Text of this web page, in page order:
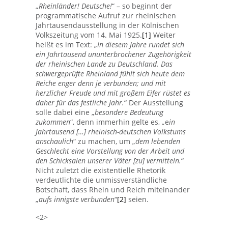
„Rheinländer! Deutsche!“ – so beginnt der
programmatische Aufruf zur rheinischen
Jahrtausendausstellung in der Kölnischen
Volkszeitung vom 14. Mai 1925.[1] Weiter
heißt es im Text: „In diesem Jahre rundet sich
ein Jahrtausend ununterbrochener Zugehörigkeit
der rheinischen Lande zu Deutschland. Das
schwergeprüfte Rheinland fühlt sich heute dem
Reiche enger denn je verbunden; und mit
herzlicher Freude und mit großem Eifer rüstet es
daher für das festliche Jahr.“ Der Ausstellung
solle dabei eine „besondere Bedeutung
zukommen“, denn immerhin gelte es, „ein
Jahrtausend […] rheinisch-deutschen Volkstums
anschaulich“ zu machen, um „dem lebenden
Geschlecht eine Vorstellung von der Arbeit und
den Schicksalen unserer Väter [zu] vermitteln.“
Nicht zuletzt die existentielle Rhetorik
verdeutlichte die unmissverständliche
Botschaft, dass Rhein und Reich miteinander
„aufs innigste verbunden“[2] seien.
<2>